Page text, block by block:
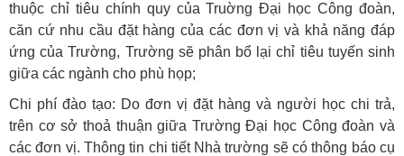
thuộc chỉ tiêu chính quy của Truờng Đại học Công đoàn,
căn cứ nhu cầu đặt hàng của các đơn vị và khả năng đáp
ứng của Trường, Trường sẽ phân bổ lại chỉ tiêu tuyến sinh
giữa các ngành cho phù họp;
Chi phí đào tạo: Do đơn vị đặt hàng và người học chi trả,
trên cơ sở thoả thuận giữa Trường Đại học Công đoàn và
các đơn vị. Thông tin chi tiết Nhà trường sẽ có thông báo cụ